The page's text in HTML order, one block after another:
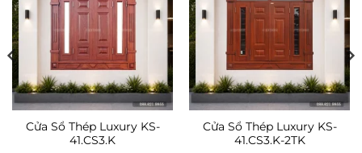
Cửa Sổ Thép Luxury KS-
41.CS3.K
Cửa Sổ Thép Luxury KS-
41.CS3.K-2TK